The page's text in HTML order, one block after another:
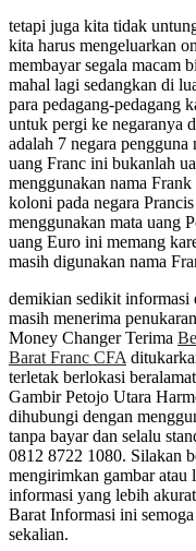
tetapi juga kita tidak
kita harus mengeluarkan
membayar segala macam
mahal lagi sedangkan di
para pedagang-pedagang
untuk pergi ke negaranya
adalah 7 negara
uang Franc ini bukanlah
menggunakan nama
koloni pada negara
menggunakan mata uang
uang Euro ini memang
masih digunakan nama
demikian sedikit informasi
masih menerima
Money Changer Terima
Barat Franc CFA
terletak berlokasi
Gambir Petojo Utara
dihubungi dengan
tanpa bayar dan selalu
0812 8722 1080. Silakan
mengirimkan gambar atau
informasi yang lebih
Barat Informasi ini
sekalian.